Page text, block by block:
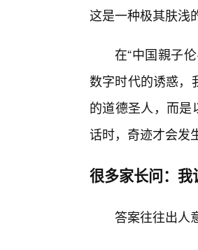
这是一种极其肤浅
在“中国親子
数字时代的诱惑，
的道德圣人，而是
话时，奇迹才会发
很多家长问：
答案往往出人